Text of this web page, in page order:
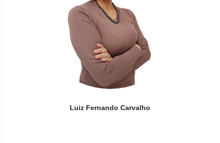
Luiz Fernando Carvalho